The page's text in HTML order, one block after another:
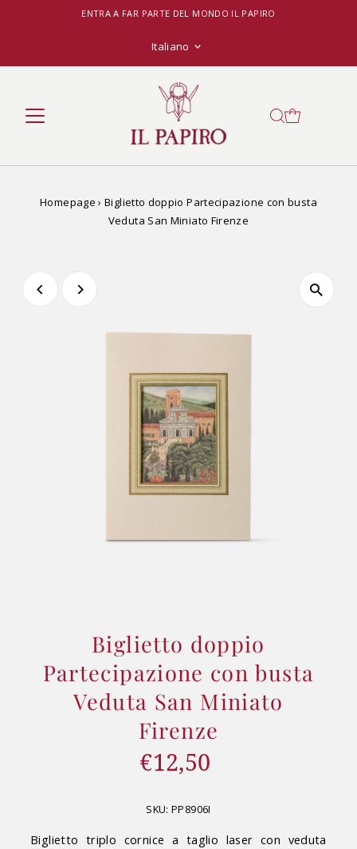
ENTRA A FAR PARTE DEL MONDO IL PAPIRO
Lingua
Italiano
Homepage › Biglietto doppio Partecipazione con busta
Veduta San Miniato Firenze
Biglietto doppio
Partecipazione con busta
Veduta San Miniato
Firenze
Prezzo
di
€12,50
SKU: PP8906I
Biglietto triplo cornice a taglio laser con veduta